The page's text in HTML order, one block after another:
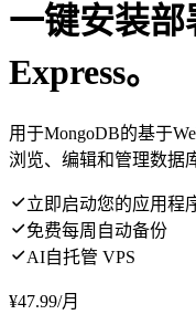
一键安装部
Express。
用于MongoDB的基于
浏览、编辑和管理数据
立即启动您的应用程
免费每周自动备份
AI自托管 VPS
¥47.99/月